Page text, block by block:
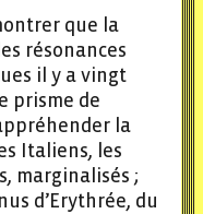
que la
résonances
il y a vingt
prisme de
la
Italiens, les
marginalisés ;
d’Erythrée, du